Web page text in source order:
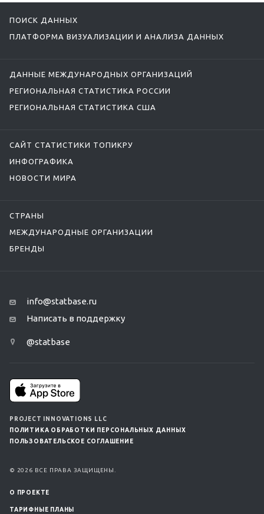
ПОИСК ДАННЫХ
ПЛАТФОРМА ВИЗУАЛИЗАЦИИ И АНАЛИЗА ДАННЫХ
ДАННЫЕ МЕЖДУНАРОДНЫХ ОРГАНИЗАЦИЙ
РЕГИОНАЛЬНАЯ СТАТИСТИКА РОССИИ
РЕГИОНАЛЬНАЯ СТАТИСТИКА США
САЙТ СТАТИСТИКИ ТОПИКРУ
ИНФОГРАФИКА
НОВОСТИ МИРА
СТРАНЫ
МЕЖДУНАРОДНЫЕ ОРГАНИЗАЦИИ
БРЕНДЫ
info@statbase.ru
Написать в поддержку
@statbase
PROJECT INNOVATIONS LLC
ПОЛИТИКА ОБРАБОТКИ ПЕРСОНАЛЬНЫХ ДАННЫХ
ПОЛЬЗОВАТЕЛЬСКОЕ СОГЛАШЕНИЕ
© 2026 ВСЕ ПРАВА ЗАЩИЩЕНЫ.
О ПРОЕКТЕ
ТАРИФНЫЕ ПЛАНЫ